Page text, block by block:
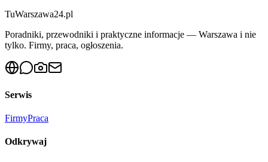
TuWarszawa24.pl
Poradniki, przewodniki i praktyczne informacje — Warszawa i nie
tylko. Firmy, praca, ogłoszenia.
Serwis
FirmyPraca
Odkrywaj